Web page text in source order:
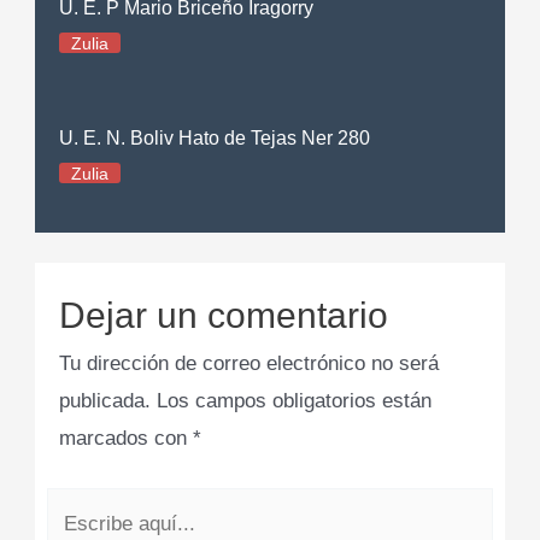
U. E. P Mario Briceño Iragorry
Zulia
U. E. N. Boliv Hato de Tejas Ner 280
Zulia
Dejar un comentario
Tu dirección de correo electrónico no será
publicada. Los campos obligatorios están
marcados con*